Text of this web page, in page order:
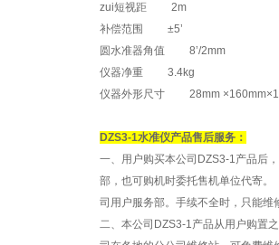
zui短视距 2m
补偿范围 ±5’
圆水准器角值 8’/2mm
仪器净重 3.4kg
仪器外形尺寸 28mm
DZS3-1水准仪产品售后服务：
一、用户购买本公司DZS3-1产品后
部，也可购机时委托售机单位代寄
司用户服务部。手续不全时，只能维
二、本公司DZS3-1产品从用户购置